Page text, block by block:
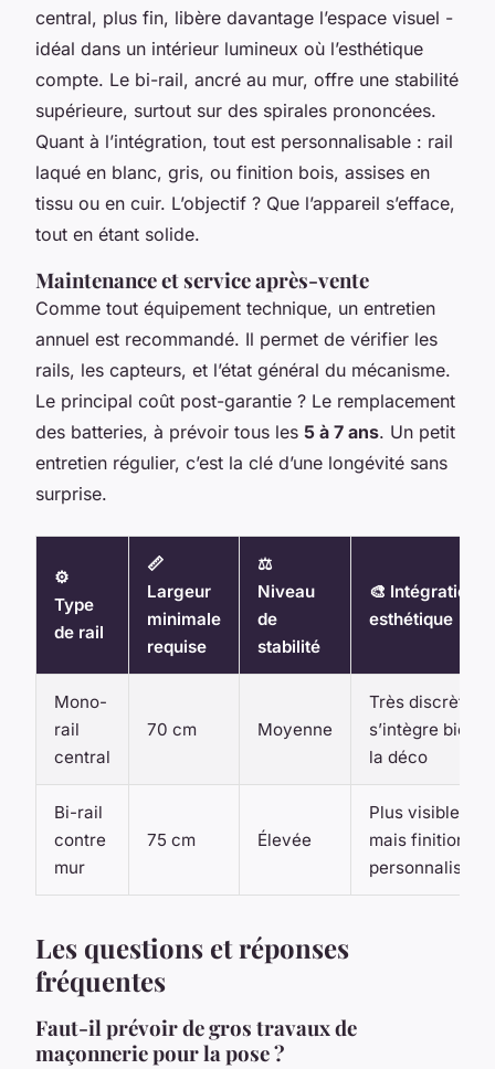
central, plus fin, libère davantage l’espace visuel -
idéal dans un intérieur lumineux où l’esthétique
compte. Le bi-rail, ancré au mur, offre une stabilité
supérieure, surtout sur des spirales prononcées.
Quant à l’intégration, tout est personnalisable : rail
laqué en blanc, gris, ou finition bois, assises en
tissu ou en cuir. L’objectif ? Que l’appareil s’efface,
tout en étant solide.
Maintenance et service après-vente
Comme tout équipement technique, un entretien
annuel est recommandé. Il permet de vérifier les
rails, les capteurs, et l’état général du mécanisme.
Le principal coût post-garantie ? Le remplacement
des batteries, à prévoir tous les 5 à 7 ans. Un petit
entretien régulier, c’est la clé d’une longévité sans
surprise.
⚙️
Type
de rail
📏
Largeur
minimale
requise
⚖️
Niveau
de
stabilité
🎨 Intégration
esthétique
Mono-
rail
central
70 cm Moyenne
Très discrète,
s’intègre bien à
la déco
Bi-rail
contre
mur
75 cm Élevée
Plus visible,
mais finitions
Les questions et réponses
fréquentes
Faut-il prévoir de gros travaux de
maçonnerie pour la pose ?